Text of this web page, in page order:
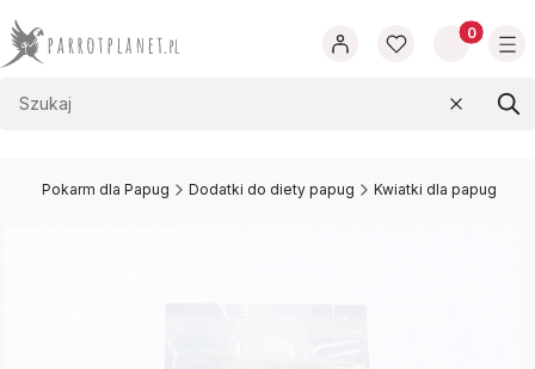
Produkty
Wyczyść
Pokarm dla Papug Dodatki do diety papug Kwiatki dla papug